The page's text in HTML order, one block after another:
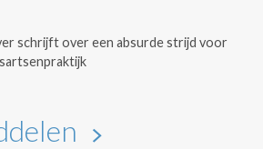
schrijft over een absurde strijd voor